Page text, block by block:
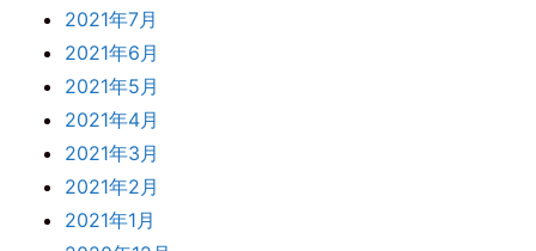
2021年7月
2021年6月
2021年5月
2021年4月
2021年3月
2021年2月
2021年1月